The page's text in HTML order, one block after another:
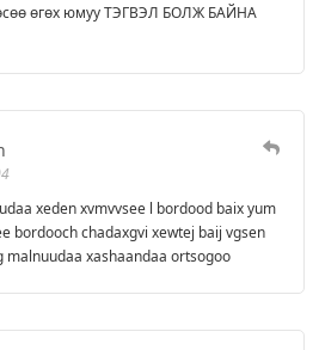
өгөх юмуу ТЭГВЭЛ БОЛЖ БАЙНА
xeden xvmvvsee l bordood baix yum
bordooch chadaxgvi xewtej baij vgsen
malnuudaa xashaandaa ortsogoo